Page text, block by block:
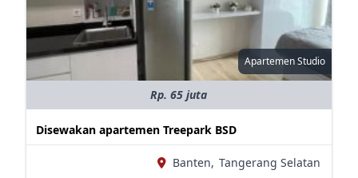
Apartemen Studio
Rp. 65 juta
Disewakan apartemen Treepark BSD
Banten, Tangerang Selatan